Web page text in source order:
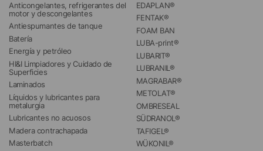
Anticongelantes, refrigerantes del
motor y descongelantes
Antiespumantes de tanque
Batería
Energía y petróleo
HI&I Limpiadores y Cuidado de
Superficies
Laminados
Líquidos y lubricantes para
metalurgia
Lubricantes no acuosos
Madera contrachapada
Masterbatch
EDAPLAN®
FENTAK®
FOAM BAN
LUBA-print®
LUBARIT®
LUBRANIL®
MAGRABAR®
METOLAT®
OMBRESEAL
SÜDRANOL®
TAFIGEL®
WÜKONIL®